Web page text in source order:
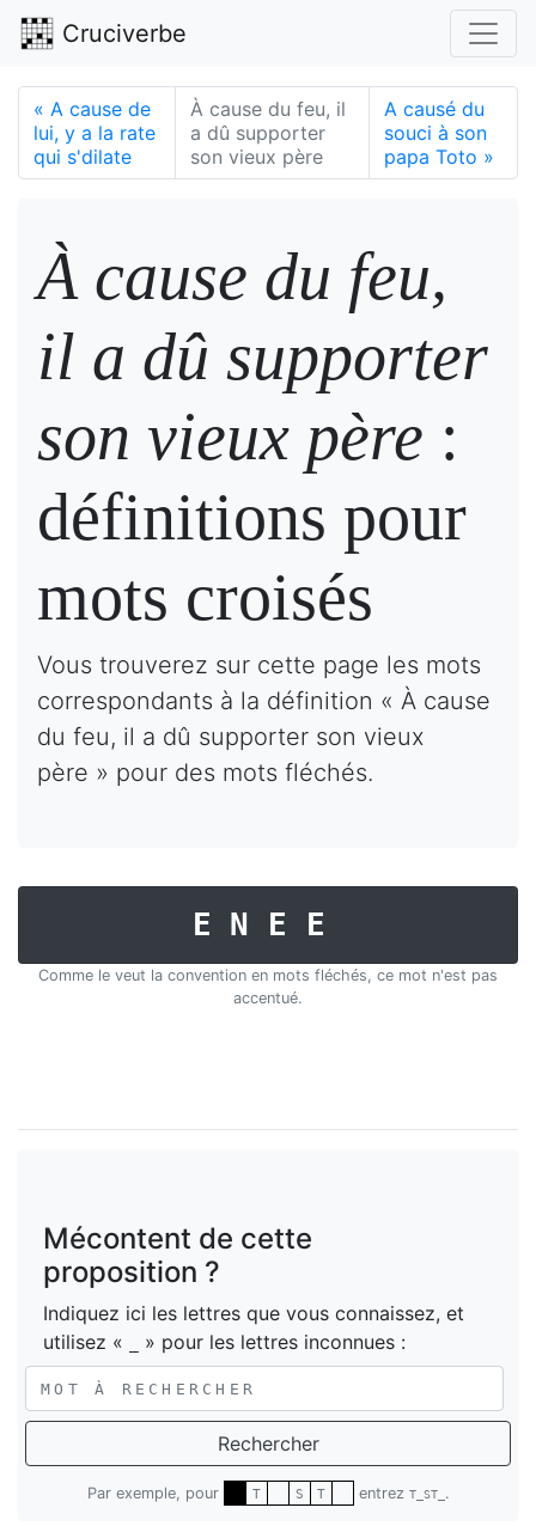
Cruciverbe
« A cause de
lui, y a la rate
qui s'dilate
À cause du feu, il
a dû supporter
son vieux père
A causé du
souci à son
papa Toto »
À cause du feu,
il a dû supporter
son vieux père :
définitions pour
mots croisés
Vous trouverez sur cette page les mots
correspondants à la définition « À cause
du feu, il a dû supporter son vieux
père » pour des mots fléchés.
ENEE
Comme le veut la convention en mots fléchés, ce mot n'est pas
accentué.
Mécontent de cette
proposition ?
Indiquez ici les lettres que vous connaissez, et
utilisez «
» pour les lettres inconnues :
Rechercher
Par exemple, pour T S T entrez T_ST_ .